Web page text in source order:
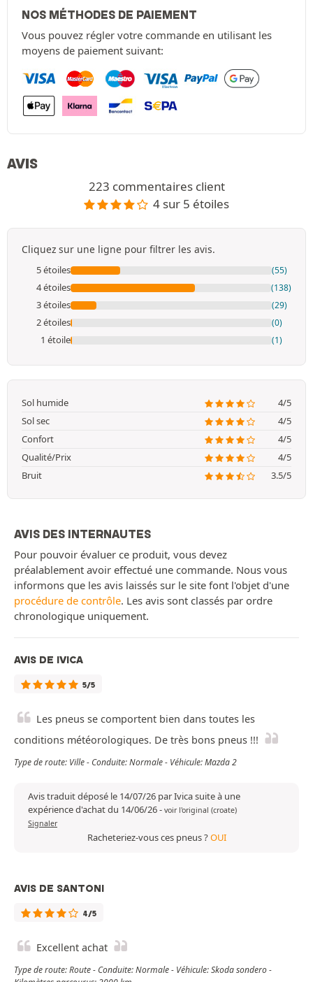
NOS MÉTHODES DE PAIEMENT
Vous pouvez régler votre commande en utilisant les
moyens de paiement suivant:
AVIS
223 commentaires client
4 sur 5 étoiles
Cliquez sur une ligne pour filtrer les avis.
5 étoiles (55)
4 étoiles (138)
3 étoiles (29)
2 étoiles (0)
1 étoile (1)
Sol humide
4/5
Sol sec
4/5
Confort
4/5
Qualité/Prix
4/5
Bruit
3.5/5
AVIS DES INTERNAUTES
Pour pouvoir évaluer ce produit, vous devez
préalablement avoir effectué une commande. Nous vous
informons que les avis laissés sur le site font l'objet d'une
procédure de contrôle. Les avis sont classés par ordre
chronologique uniquement.
AVIS DE IVICA
5/5
Les pneus se comportent bien dans toutes les
conditions météorologiques. De très bons pneus !!!
Type de route: Ville - Conduite: Normale - Véhicule: Mazda 2
Avis traduit déposé le 14/07/26 par Ivica suite à une
expérience d'achat du 14/06/26- voir l'original (croate)
Signaler
Racheteriez-vous ces pneus ?OUI
AVIS DE SANTONI
4/5
Excellent achat
Type de route: Route - Conduite: Normale - Véhicule: Skoda sondero -